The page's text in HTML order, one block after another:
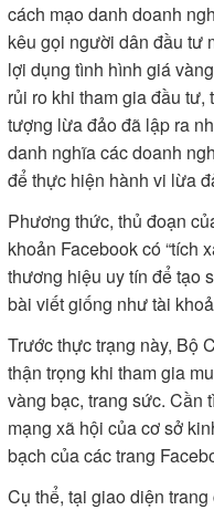
cách mạo danh doanh
kêu gọi người dân đầu tư
lợi dụng tình hình giá
rủi ro khi tham gia đầu
tượng lừa đảo đã lập ra
danh nghĩa các doanh
để thực hiện hành vi lừa
Phương thức, thủ đoạn
khoản Facebook có “tích
thương hiệu uy tín để tạo
bài viết giống như tài
Trước thực trạng này, Bộ
thận trọng khi tham gia
vàng bạc, trang sức. Cần
mạng xã hội của cơ sở
bạch của các trang
Cụ thể, tại giao diện